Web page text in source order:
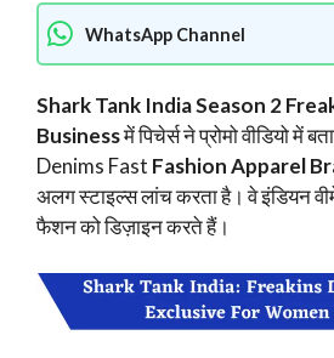
WhatsApp Channel
Shark Tank India Season 2
Businessमें पिचेर्स ने प्रोमो वीडियो में
Denims Fast Fashion Apparel
अलग स्टाइल्स लांच करता है। वे इंडियन
फैशन को डिज़ाइन करते हैं।